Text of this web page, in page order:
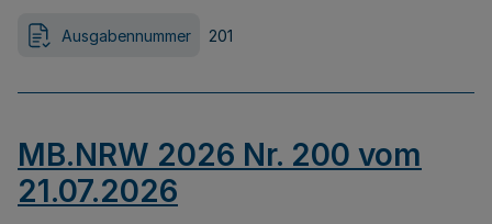
Ausgabennummer 201
MB.NRW 2026 Nr. 200 vom
21.07.2026